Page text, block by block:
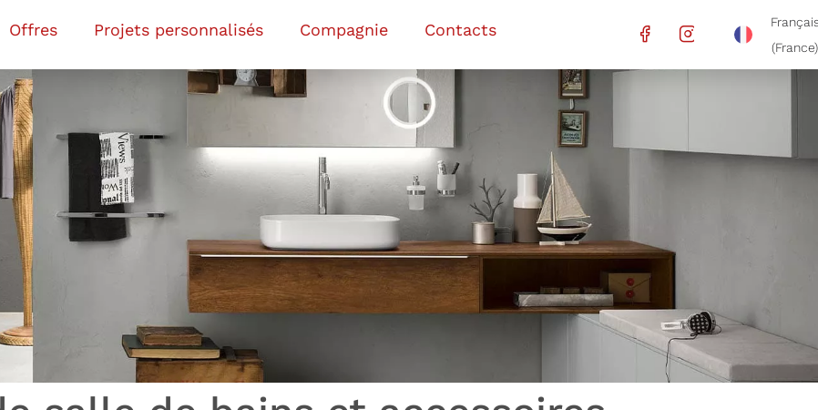
Offres Projets personnalisés Compagnie Contacts
(France)